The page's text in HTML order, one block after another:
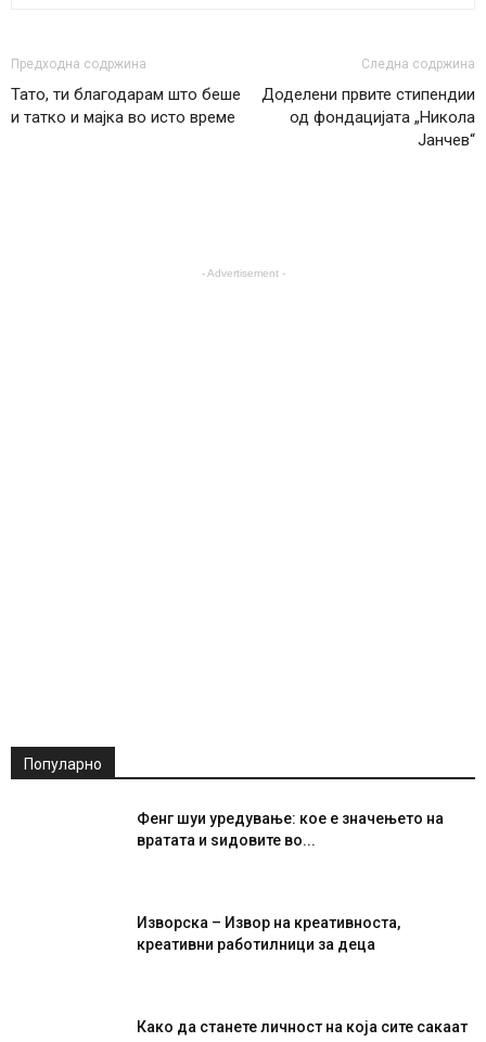
Предходна содржина
Тато, ти благодарам што беше
и татко и мајка во исто време
Следна содржина
Доделени првите стипендии
од фондацијата „Никола
Јанчев“
- Advertisement -
Популарно
Фенг шуи уредување: кое е значењето на
вратата и ѕидовите во...
Изворска – Извор на креативноста,
креативни работилници за деца
Како да станете личност на која сите сакаат